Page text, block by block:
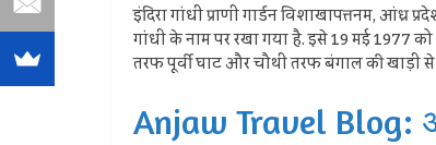
इंदिरा गांधी प्राणी गार्डन विशाखापत्तनम, आंध्र
गांधी के नाम पर रखा गया है. इसे 19 मई 1977
तरफ पूर्वी घाट और चौथी तरफ बंगाल की खाड़ी
Anjaw Travel Blog: